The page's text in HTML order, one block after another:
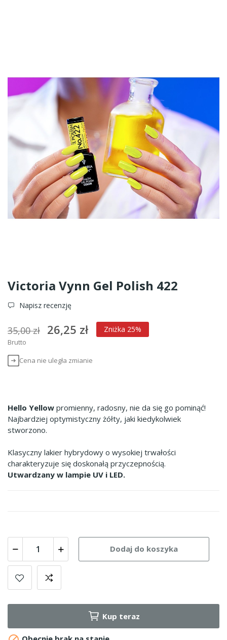
Victoria Vynn Gel Polish 422
Napisz recenzję
35,00 zł 26,25 zł Zniżka 25%
Brutto
Cena nie uległa zmianie
Hello Yellow promienny, radosny, nie da się go pominąć!
Najbardziej optymistyczny żółty, jaki kiedykolwiek
stworzono.
Klasyczny lakier hybrydowy o wysokiej trwałości
charakteryzuje się doskonałą przyczepnością.
Utwardzany w lampie UV i LED.
Dodaj do koszyka
Kup teraz